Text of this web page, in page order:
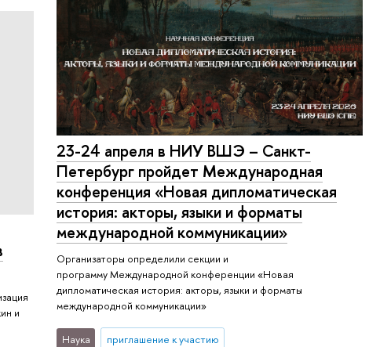
23-24 апреля в НИУ ВШЭ – Санкт-
Петербург пройдет Международная
конференция «Новая дипломатическая
история: акторы, языки и форматы
международной коммуникации»
Организаторы определили секции и
программу Международной конференции «Новая
дипломатическая история: акторы, языки и форматы
международной коммуникации»
Наука
приглашение к участию
и